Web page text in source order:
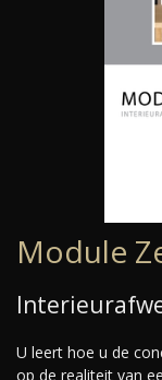
Module
U leert hoe u de
op de realiteit van